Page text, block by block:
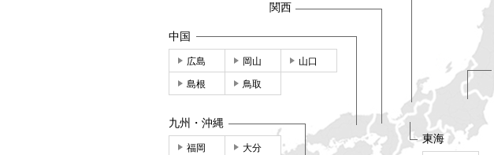
東海
関西
中国
広島 岡山 山口
島根 鳥取
九州・沖縄
福岡 大分